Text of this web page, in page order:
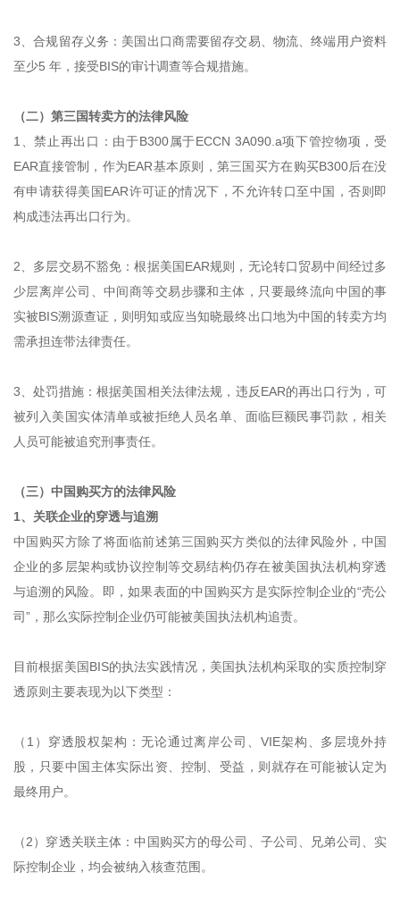
3、合规留存义务：美国出口商需要留存交易、物流、终端用户资料
至少5 年，接受BIS的审计调查等合规措施。
（二）第三国转卖方的法律风险
1、禁止再出口：由于B300属于ECCN 3A090.a项下管控物项，受
EAR直接管制，作为EAR基本原则，第三国买方在购买B300后在没
有申请获得美国EAR许可证的情况下，不允许转口至中国，否则即
构成违法再出口行为。
2、多层交易不豁免：根据美国EAR规则，无论转口贸易中间经过多
少层离岸公司、中间商等交易步骤和主体，只要最终流向中国的事
实被BIS溯源查证，则明知或应当知晓最终出口地为中国的转卖方均
需承担连带法律责任。
3、处罚措施：根据美国相关法律法规，违反EAR的再出口行为，可
被列入美国实体清单或被拒绝人员名单、面临巨额民事罚款，相关
人员可能被追究刑事责任。
（三）中国购买方的法律风险
1、关联企业的穿透与追溯
中国购买方除了将面临前述第三国购买方类似的法律风险外，中国
企业的多层架构或协议控制等交易结构仍存在被美国执法机构穿透
与追溯的风险。即，如果表面的中国购买方是实际控制企业的“壳公
司”，那么实际控制企业仍可能被美国执法机构追责。
目前根据美国BIS的执法实践情况，美国执法机构采取的实质控制穿
透原则主要表现为以下类型：
（1）穿透股权架构：无论通过离岸公司、VIE架构、多层境外持
股，只要中国主体实际出资、控制、受益，则就存在可能被认定为
最终用户。
（2）穿透关联主体：中国购买方的母公司、子公司、兄弟公司、实
际控制企业，均会被纳入核查范围。